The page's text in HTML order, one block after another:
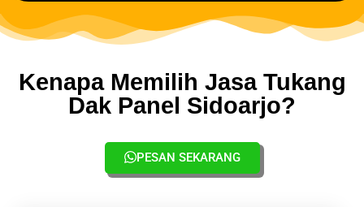
Kenapa Memilih Jasa Tukang
Dak Panel Sidoarjo?
PESAN SEKARANG